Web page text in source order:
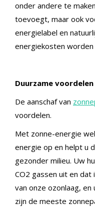
onder andere te
toevoegt, maar ook
energielabel en
energiekosten
Duurzame voordelen
De aanschaf van
voordelen.
Met zonne-energie
energie op en helpt u
gezonder milieu. Uw
CO2 gassen uit en dat
van onze ozonlaag,
zijn de meeste